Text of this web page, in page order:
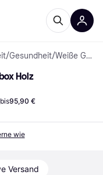
/Gesundheit/ Weiße Geräuschmaschine
Holz
bis95,90 €
wie
Versand